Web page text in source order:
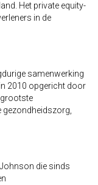
Het private equity-
in de
samenwerking
2010 opgericht door
grootste
die sinds